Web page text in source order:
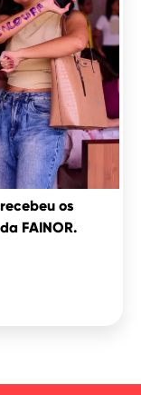
os
da FAINOR.